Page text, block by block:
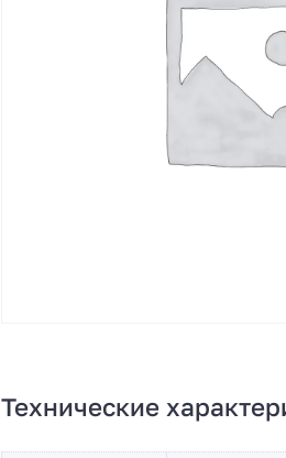
Технические